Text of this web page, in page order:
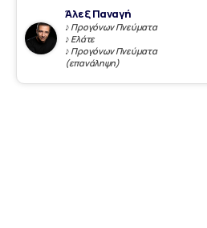
Άλεξ Παναγή
♪ Προγόνων Πνεύματα
♪ Ελάτε
♪ Προγόνων Πνεύματα
(επανάληψη)